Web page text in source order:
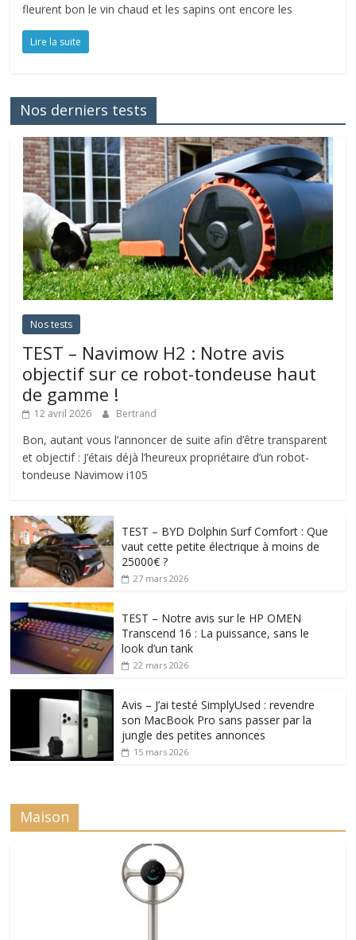
fleurent bon le vin chaud et les sapins ont encore les
Lire la suite
Nos derniers tests
Nos tests
TEST – Navimow H2 : Notre avis
objectif sur ce robot-tondeuse haut
de gamme !
12 avril 2026 Bertrand
Bon, autant vous l’annoncer de suite afin d’être transparent
et objectif : J’étais déjà l’heureux propriétaire d’un robot-
tondeuse Navimow i105
TEST – BYD Dolphin Surf Comfort : Que
vaut cette petite électrique à moins de
25000€ ?
27 mars 2026
TEST – Notre avis sur le HP OMEN
Transcend 16 : La puissance, sans le
look d’un tank
22 mars 2026
Avis – J’ai testé SimplyUsed : revendre
son MacBook Pro sans passer par la
jungle des petites annonces
15 mars 2026
Maison